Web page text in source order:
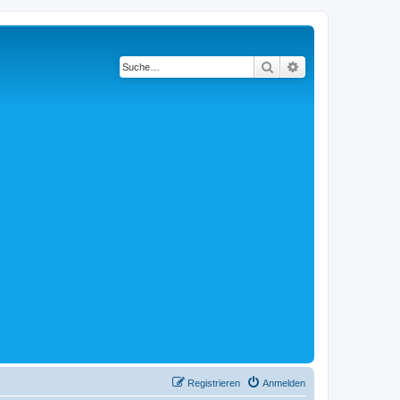
Suche
Anmelden
Registrieren